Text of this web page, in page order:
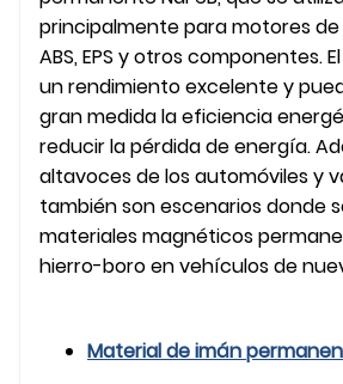
principalmente para motores
ABS, EPS y otros componentes.
un rendimiento excelente y
gran medida la eficiencia
reducir la pérdida de energía.
altavoces de los automóviles y
también son escenarios donde
materiales magnéticos
hierro-boro en vehículos de
Material de imán